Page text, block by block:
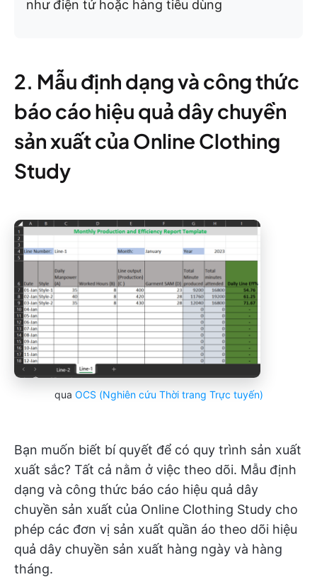
như điện tử hoặc hàng tiêu dùng
2. Mẫu định dạng và công thức
báo cáo hiệu quả dây chuyền
sản xuất của Online Clothing
Study
qua OCS (Nghiên cứu Thời trang Trực tuyến)
Bạn muốn biết bí quyết để có quy trình sản xuất
xuất sắc? Tất cả nằm ở việc theo dõi. Mẫu định
dạng và công thức báo cáo hiệu quả dây
chuyền sản xuất của Online Clothing Study cho
phép các đơn vị sản xuất quần áo theo dõi hiệu
quả dây chuyền sản xuất hàng ngày và hàng
tháng.